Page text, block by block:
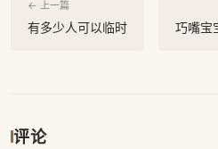
← 上一篇
有多少人可以临时 巧嘴宝
评论